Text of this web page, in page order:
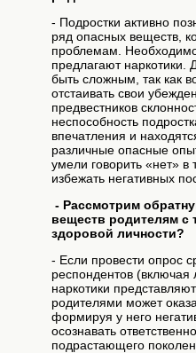
- Подростки активно
ряд опасных веществ,
проблемам. Необходимо
предлагают наркотики.
быть сложным, так как
отстаивать свои
предвестников
неспособность
впечатления и
различные опасные
умели говорить «нет»
избежать негативных
- Рассмотрим
веществ родителям с
здоровой личности?
- Если провести опрос
респондентов
наркотики
родителями может
формируя у него
осознавать
подрастающего